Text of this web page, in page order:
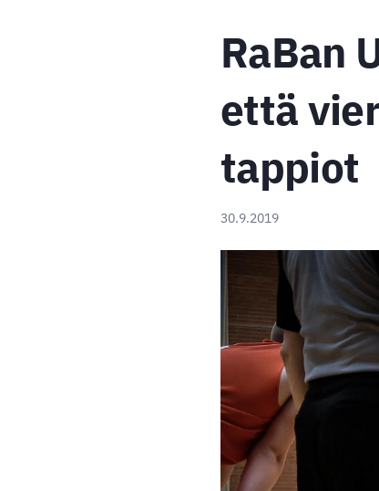
RaBan
että
tappiot
30.9.2019